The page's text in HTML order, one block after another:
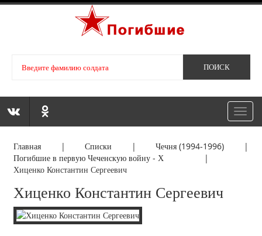
Главная |Списки |Чечня (1994-1996) |
Погибшие в первую Чеченскую войну - Х |
Хиценко Константин Сергеевич
Хиценко Константин Сергеевич